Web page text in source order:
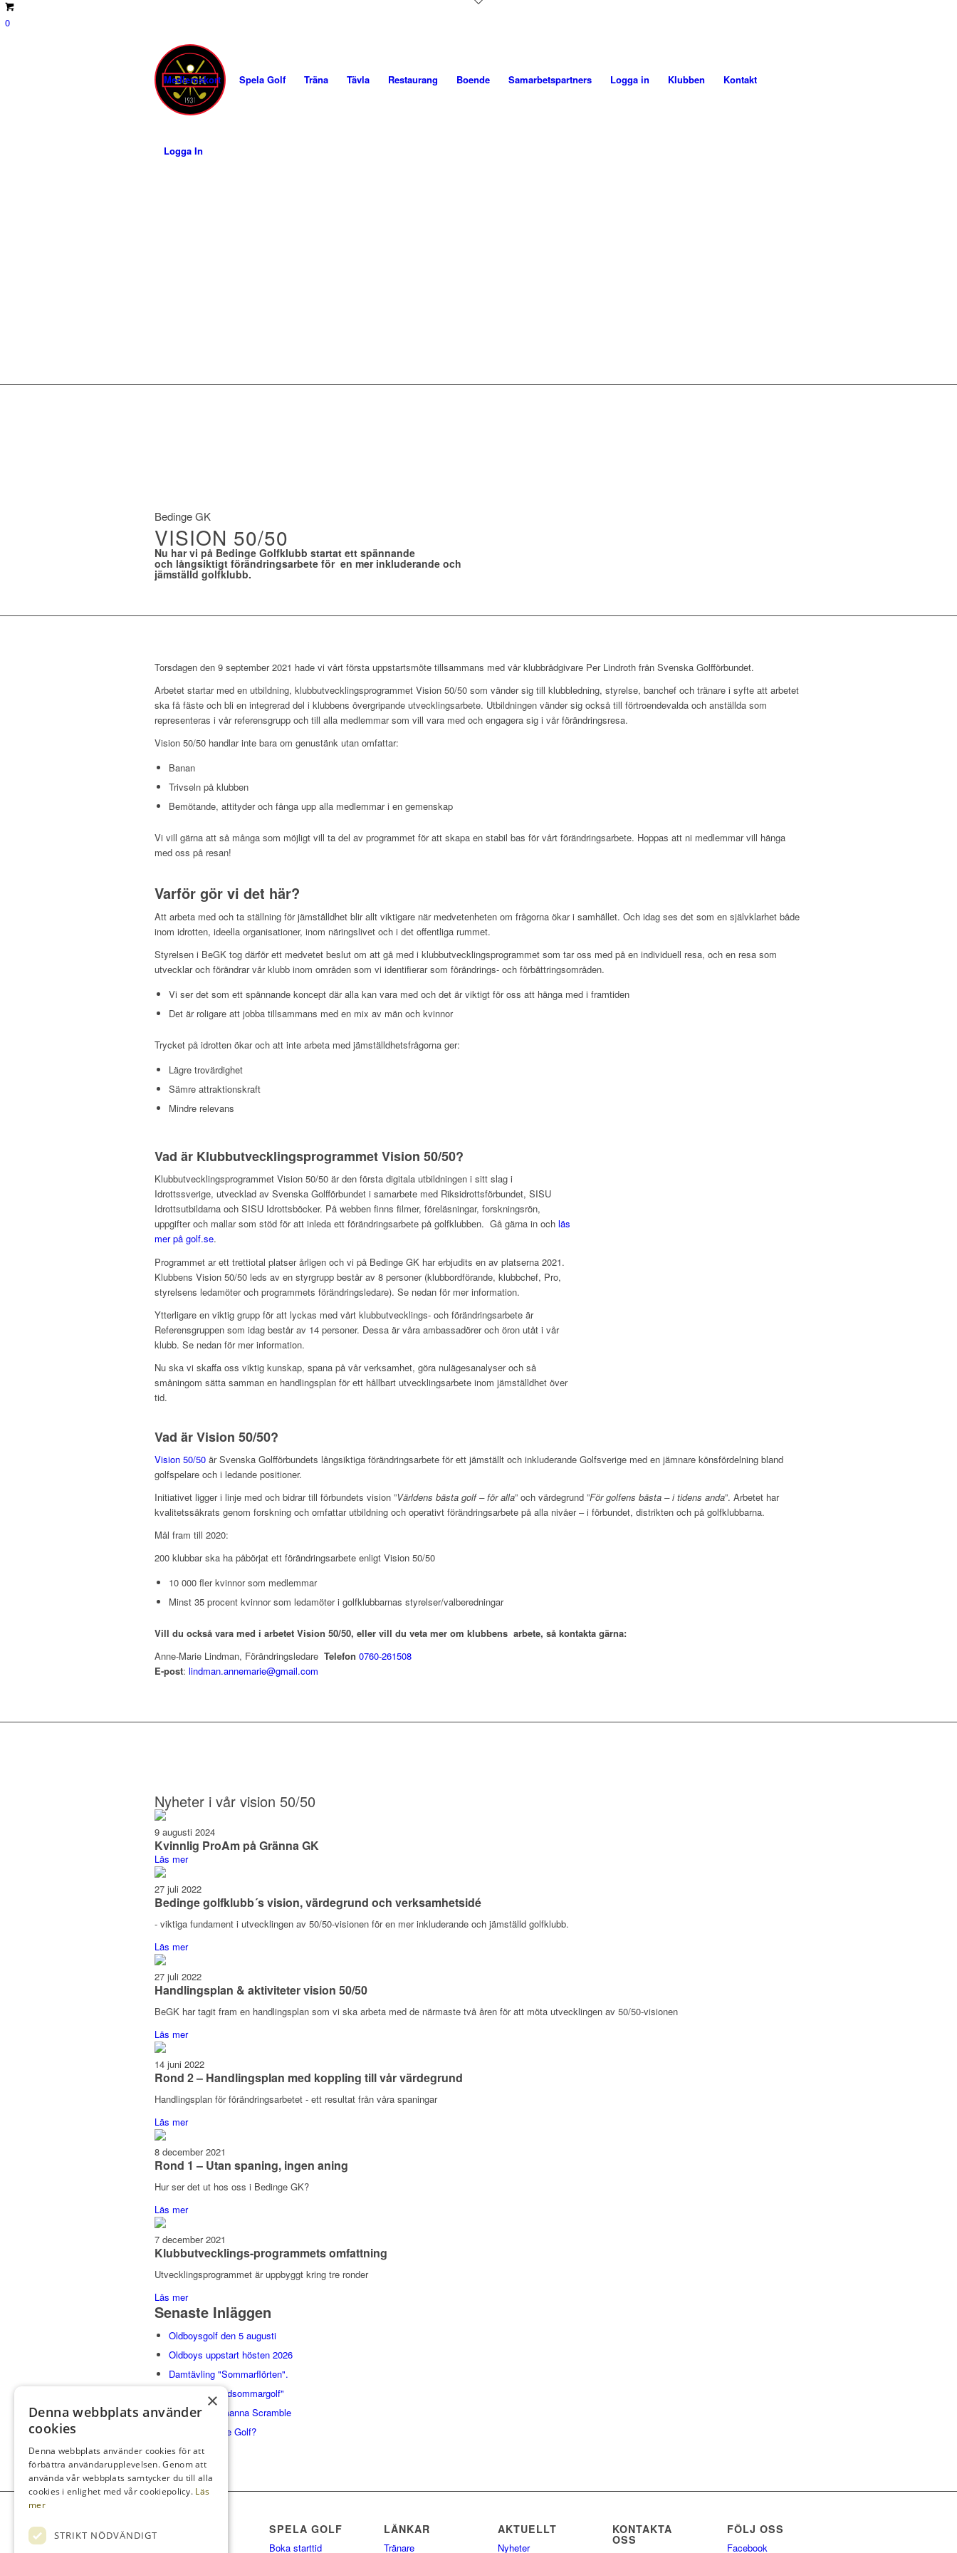
0
Medlemskort Spela Golf Träna Tävla Restaurang Boende Samarbetspartners Logga in Klubben Kontakt
Logga In
Bedinge GK
VISION 50/50
Nu har vi på Bedinge Golfklubb startat ett spännande
och långsiktigt förändringsarbete för en mer inkluderande och
jämställd golfklubb.
Torsdagen den 9 september 2021 hade vi vårt första uppstartsmöte tillsammans med vår klubbrådgivare Per Lindroth från Svenska Golfförbundet.
Arbetet startar med en utbildning, klubbutvecklingsprogrammet Vision 50/50 som vänder sig till klubbledning, styrelse, banchef och tränare i syfte att arbetet
ska få fäste och bli en integrerad del i klubbens övergripande utvecklingsarbete. Utbildningen vänder sig också till förtroendevalda och anställda som
representeras i vår referensgrupp och till alla medlemmar som vill vara med och engagera sig i vår förändringsresa.
Vision 50/50 handlar inte bara om genustänk utan omfattar:
Banan
Trivseln på klubben
Bemötande, attityder och fånga upp alla medlemmar i en gemenskap
Vi vill gärna att så många som möjligt vill ta del av programmet för att skapa en stabil bas för vårt förändringsarbete. Hoppas att ni medlemmar vill hänga
med oss på resan!
‍Varför gör vi det här?
Att arbeta med och ta ställning för jämställdhet blir allt viktigare när medvetenheten om frågorna ökar i samhället. Och idag ses det som en självklarhet både
inom idrotten, ideella organisationer, inom näringslivet och i det offentliga rummet.
Styrelsen i BeGK tog därför ett medvetet beslut om att gå med i klubbutvecklingsprogrammet som tar oss med på en individuell resa, och en resa som
utvecklar och förändrar vår klubb inom områden som vi identifierar som förändrings- och förbättringsområden.
Vi ser det som ett spännande koncept där alla kan vara med och det är viktigt för oss att hänga med i framtiden
Det är roligare att jobba tillsammans med en mix av män och kvinnor
Trycket på idrotten ökar och att inte arbeta med jämställdhetsfrågorna ger:
Lägre trovärdighet
Sämre attraktionskraft
Mindre relevans
Vad är Klubbutvecklingsprogrammet Vision 50/50?
Klubbutvecklingsprogrammet Vision 50/50 är den första digitala utbildningen i sitt slag i
Idrottssverige, utvecklad av Svenska Golfförbundet i samarbete med Riksidrottsförbundet, SISU
Idrottsutbildarna och SISU Idrottsböcker. På webben finns filmer, föreläsningar, forskningsrön,
uppgifter och mallar som stöd för att inleda ett förändringsarbete på golfklubben. Gå gärna in och läs
mer på golf.se.
Programmet ar ett trettiotal platser årligen och vi på Bedinge GK har erbjudits en av platserna 2021.
Klubbens Vision 50/50 leds av en styrgrupp består av 8 personer (klubbordförande, klubbchef, Pro,
styrelsens ledamöter och programmets förändringsledare). Se nedan för mer information.
Ytterligare en viktig grupp för att lyckas med vårt klubbutvecklings- och förändringsarbete är
Referensgruppen som idag består av 14 personer. Dessa är våra ambassadörer och öron utåt i vår
klubb. Se nedan för mer information.
Nu ska vi skaffa oss viktig kunskap, spana på vår verksamhet, göra nulägesanalyser och så
småningom sätta samman en handlingsplan för ett hållbart utvecklingsarbete inom jämställdhet över
tid.
Vad är Vision 50/50?
Vision 50/50 är Svenska Golfförbundets långsiktiga förändringsarbete för ett jämställt och inkluderande Golfsverige med en jämnare könsfördelning bland
golfspelare och i ledande positioner.
Initiativet ligger i linje med och bidrar till förbundets vision ”Världens bästa golf – för alla” och värdegrund ”För golfens bästa – i tidens anda”. Arbetet har
kvalitetssäkrats genom forskning och omfattar utbildning och operativt förändringsarbete på alla nivåer – i förbundet, distrikten och på golfklubbarna.
Mål fram till 2020:
200 klubbar ska ha påbörjat ett förändringsarbete enligt Vision 50/50
10 000 fler kvinnor som medlemmar
Minst 35 procent kvinnor som ledamöter i golfklubbarnas styrelser/valberedningar
Vill du också vara med i arbetet Vision 50/50, eller vill du veta mer om klubbens arbete, så kontakta gärna:
Anne-Marie Lindman, Förändringsledare Telefon 0760-261508
E-post: lindman.annemarie@gmail.com
Nyheter i vår vision 50/50
9 augusti 2024
Kvinnlig ProAm på Gränna GK
Läs mer
27 juli 2022
Bedinge golfklubb´s vision, värdegrund och verksamhetsidé
- viktiga fundament i utvecklingen av 50/50-visionen för en mer inkluderande och jämställd golfklubb.
Läs mer
27 juli 2022
Handlingsplan & aktiviteter vision 50/50
BeGK har tagit fram en handlingsplan som vi ska arbeta med de närmaste två åren för att möta utvecklingen av 50/50-visionen
Läs mer
14 juni 2022
Rond 2 – Handlingsplan med koppling till vår värdegrund
Handlingsplan för förändringsarbetet - ett resultat från våra spaningar
Läs mer
8 december 2021
Rond 1 – Utan spaning, ingen aning
Hur ser det ut hos oss i Bedinge GK?
Läs mer
7 december 2021
Klubbutvecklings-programmets omfattning
Utvecklingsprogrammet är uppbyggt kring tre ronder
Läs mer
Senaste Inläggen
Oldboysgolf den 5 augusti
Oldboys uppstart hösten 2026
Damtävling "Sommarflörten".
Damernas "Midsommargolf"
Gaisarens 2-manna Scramble
Vad är Balance Golf?
SPELA GOLF
Boka starttid
LÄNKAR
Tränare
AKTUELLT
Nyheter
KONTAKTA
OSS
FÖLJ OSS
Facebook
×
Denna webbplats använder
cookies
Denna webbplats använder cookies för att
förbättra användarupplevelsen. Genom att
använda vår webbplats samtycker du till alla
cookies i enlighet med vår cookiepolicy. Läs
mer
STRIKT NÖDVÄNDIGT